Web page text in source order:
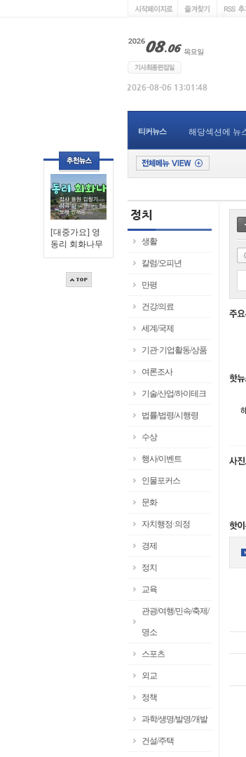
[대중가요] 영
동리 회화나무
티커뉴스 해당섹션에 뉴
생활
칼럼/오피년
만평
건강/의료
세계/국제
기관·기업활동/상품
여론조사
기술/산업/하이테크
법률/법령/시행령
수상
행사/이벤트
인물포커스
문화
자치행정·의정
경제
정치
교육
관광/여행/민속/축제/
명소
스포츠
외교
정책
과학/생명/발명/개발
건설/주택